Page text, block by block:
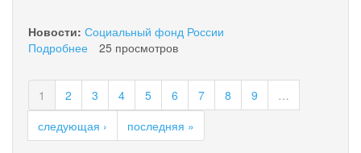
Новости: Социальный фонд России
Подробнее
СФР
по
Камчатскому
краю
проактивно
25 просмотров
1 2 3 4 5 6 7 8 9
…
следующая ›
последняя »